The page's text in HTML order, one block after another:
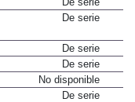
De serie
De serie
De serie
No disponible
De serie